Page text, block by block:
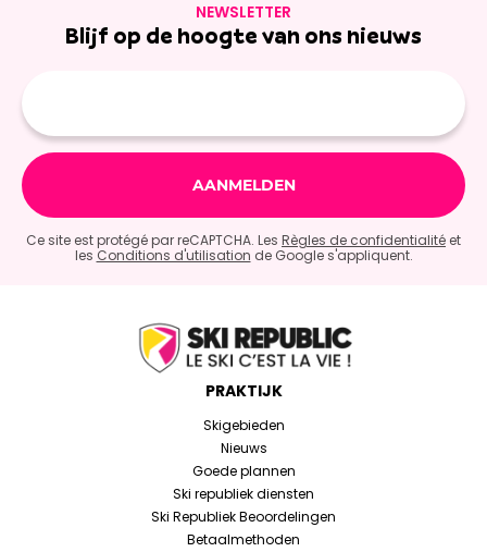
NEWSLETTER
Blijf op de hoogte van ons nieuws
Ce site est protégé par reCAPTCHA. Les Règles de confidentialité et
les Conditions d'utilisation de Google s'appliquent.
PRAKTIJK
Skigebieden
Nieuws
Goede plannen
Ski republiek diensten
Ski Republiek Beoordelingen
Betaalmethoden